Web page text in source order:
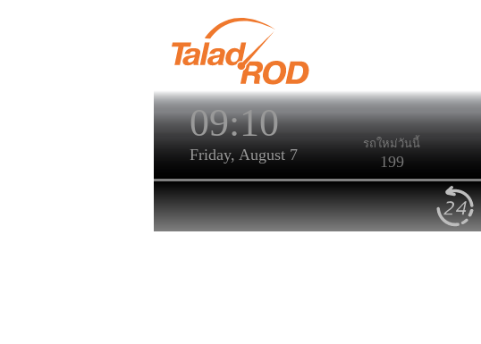
09:10
Friday, August 7
รถใหม่วันนี้
199